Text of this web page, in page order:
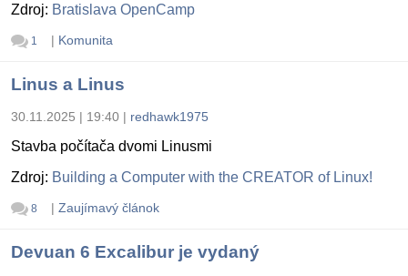
Zdroj: Bratislava OpenCamp
1 | Komunita
Linus a Linus
30.11.2025 | 19:40 | redhawk1975
Stavba počítača dvomi Linusmi
Zdroj: Building a Computer with the CREATOR of Linux!
8 | Zaujímavý článok
Devuan 6 Excalibur je vydaný